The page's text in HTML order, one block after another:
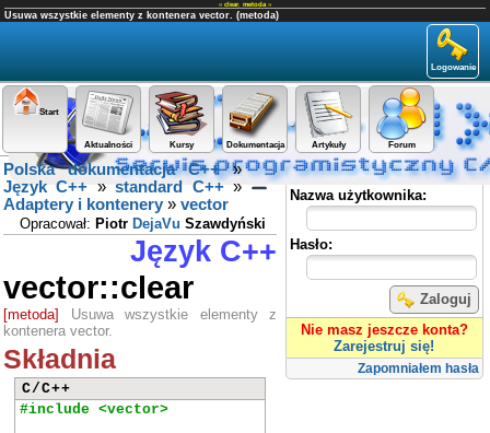
« clear, metoda »
Usuwa wszystkie elementy z kontenera vector. (metoda)
Logowanie
Start
Aktualności Kursy Dokumentacja Artykuły Forum
Panel użytkownika
Nazwa użytkownika:
Hasło:
Zaloguj
Nie masz jeszcze konta?
Zarejestruj się!
Zapomniałem hasła
Polska dokumentacja C++»
Język C++ »standard C++»
Adaptery i kontenery » vector
Opracował: Piotr DejaVu Szawdyński
Język C++
vector::clear
[metoda] Usuwa wszystkie elementy z
kontenera vector.
Składnia
C/C++
#include <vector>